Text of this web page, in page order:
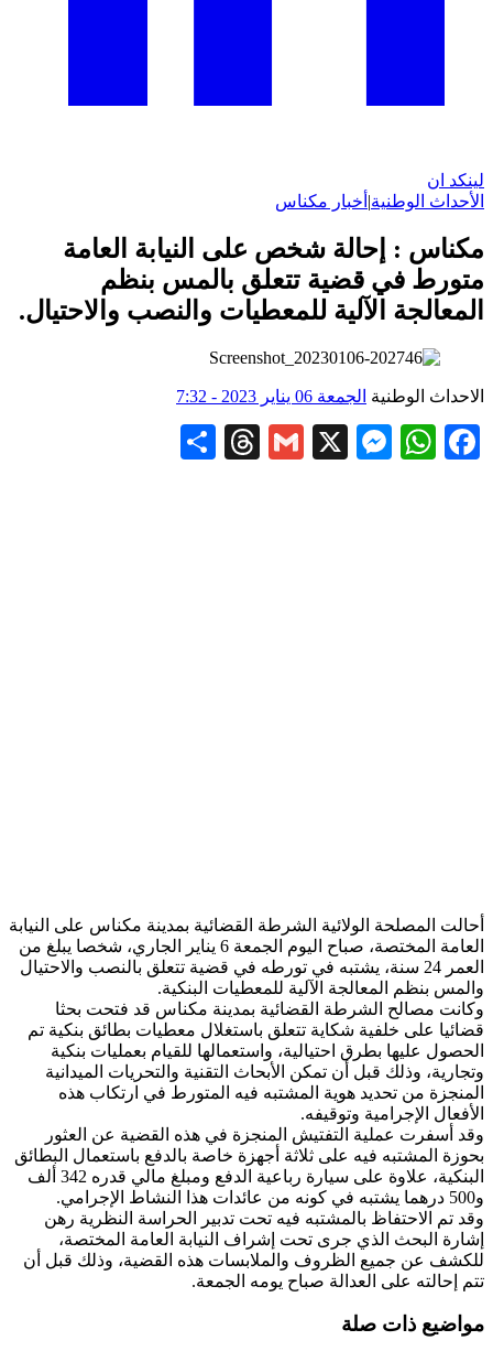
لينكد ان
الأحداث الوطنية| أخبار مكناس
مكناس : إحالة شخص على النيابة العامة
متورط في قضية تتعلق بالمس بنظم
المعالجة الآلية للمعطيات والنصب والاحتيال.
الاحداث الوطنية الجمعة 06 يناير 2023 - 7:32
Facebook
WhatsApp
Messenger
X
Gmail
Threads
أحالت المصلحة الولائية الشرطة القضائية بمدينة مكناس على النيابة
العامة المختصة، صباح اليوم الجمعة 6 يناير الجاري، شخصا يبلغ من
العمر 24 سنة، يشتبه في تورطه في قضية تتعلق بالنصب والاحتيال
والمس بنظم المعالجة الآلية للمعطيات البنكية.
وكانت مصالح الشرطة القضائية بمدينة مكناس قد فتحت بحثا
قضائيا على خلفية شكاية تتعلق باستغلال معطيات بطائق بنكية تم
الحصول عليها بطرق احتيالية، واستعمالها للقيام بعمليات بنكية
وتجارية، وذلك قبل أن تمكن الأبحاث التقنية والتحريات الميدانية
المنجزة من تحديد هوية المشتبه فيه المتورط في ارتكاب هذه
الأفعال الإجرامية وتوقيفه.
وقد أسفرت عملية التفتيش المنجزة في هذه القضية عن العثور
بحوزة المشتبه فيه على ثلاثة أجهزة خاصة بالدفع باستعمال البطائق
البنكية، علاوة على سيارة رباعية الدفع ومبلغ مالي قدره 342 ألف
و500 درهما يشتبه في كونه من عائدات هذا النشاط الإجرامي.
وقد تم الاحتفاظ بالمشتبه فيه تحت تدبير الحراسة النظرية رهن
إشارة البحث الذي جرى تحت إشراف النيابة العامة المختصة،
للكشف عن جميع الظروف والملابسات هذه القضية، وذلك قبل أن
تتم إحالته على العدالة صباح يومه الجمعة.
مواضيع ذات صلة